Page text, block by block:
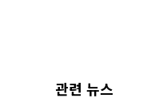
관련 뉴스